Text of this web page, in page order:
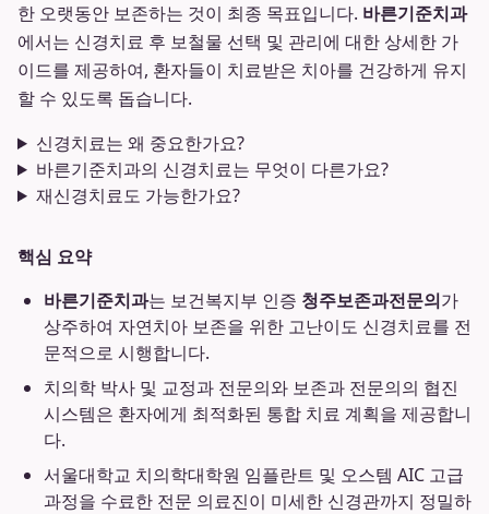
한 오랫동안 보존하는 것이 최종 목표입니다. 바른기준치과
에서는 신경치료 후 보철물 선택 및 관리에 대한 상세한 가
이드를 제공하여, 환자들이 치료받은 치아를 건강하게 유지
할 수 있도록 돕습니다.
신경치료는 왜 중요한가요?
바른기준치과의 신경치료는 무엇이 다른가요?
재신경치료도 가능한가요?
핵심 요약
바른기준치과는 보건복지부 인증 청주보존과전문의가
상주하여 자연치아 보존을 위한 고난이도 신경치료를 전
문적으로 시행합니다.
치의학 박사 및 교정과 전문의와 보존과 전문의의 협진
시스템은 환자에게 최적화된 통합 치료 계획을 제공합니
다.
서울대학교 치의학대학원 임플란트 및 오스템 AIC 고급
과정을 수료한 전문 의료진이 미세한 신경관까지 정밀하